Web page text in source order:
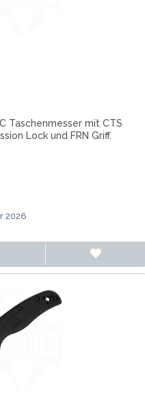
Taschenmesser mit CTS
Lock und FRN Griff.
2026